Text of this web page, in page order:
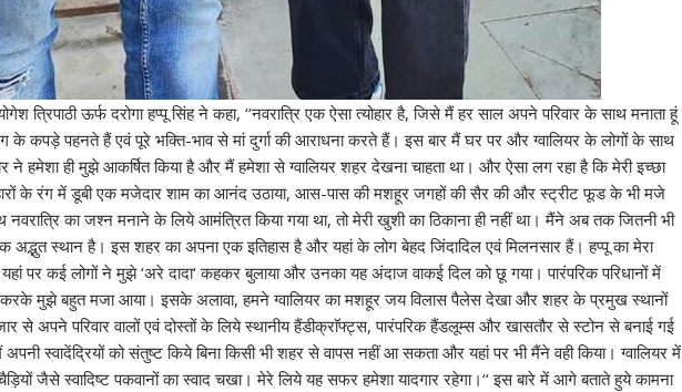
त्रिपाठी ऊर्फ दरोगा हप्पू सिंह ने कहा, ‘‘नवरात्रि एक ऐसा त्योहार है, जिसे मैं हर साल अपने परिवार के साथ मनाता हूं
कपड़े पहनते हैं एवं पूरे भक्ति-भाव से मां दुर्गा की आराधना करते हैं। इस बार मैं घर पर और ग्वालियर के लोगों के साथ
ने हमेशा ही मुझे आकर्षित किया है और मैं हमेशा से ग्वालियर शहर देखना चाहता था। और ऐसा लग रहा है कि मेरी इच्छा
के रंग में डूबी एक मजेदार शाम का आनंद उठाया, आस-पास की मशहूर जगहों की सैर की और स्ट्रीट फूड के भी मजे
का जश्न मनाने के लिये आमंत्रित किया गया था, तो मेरी खुशी का ठिकाना ही नहीं था। मैंने अब तक जितनी भी
स्थान है। इस शहर का अपना एक इतिहास है और यहां के लोग बेहद जिंदादिल एवं मिलनसार हैं। हप्पू का मेरा
यहां पर कई लोगों ने मुझे ‘अरे दादा‘ कहकर बुलाया और उनका यह अंदाज वाकई दिल को छू गया। पारंपरिक परिधानों में
मुझे बहुत मजा आया। इसके अलावा, हमने ग्वालियर का मशहूर जय विलास पैलेस देखा और शहर के प्रमुख स्थानों
से अपने परिवार वालों एवं दोस्तों के लिये स्थानीय हैंडीक्राॅफ्ट्स, पारंपरिक हैंडलूम्स और खासतौर से स्टोन से बनाई गई
स्वादेंद्रियों को संतुष्ट किये बिना किसी भी शहर से वापस नहीं आ सकता और यहां पर भी मैंने वही किया। ग्वालियर में
जैसे स्वादिष्ट पकवानों का स्वाद चखा। मेरे लिये यह सफर हमेशा यादगार रहेगा।‘‘ इस बारे में आगे बताते हुये कामना